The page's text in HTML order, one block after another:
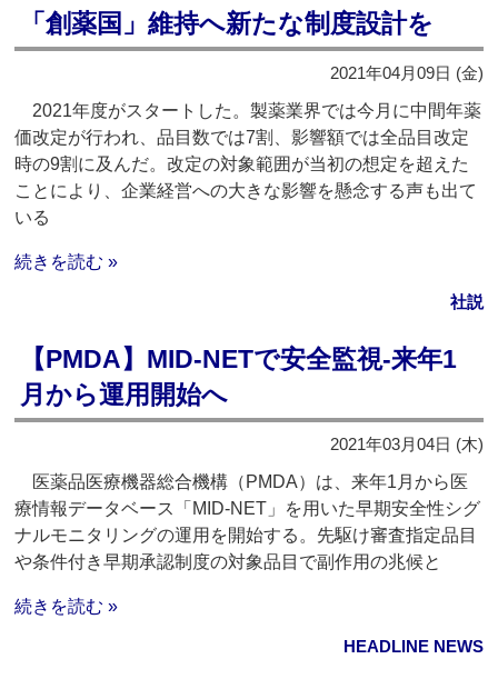
「創薬国」維持へ新たな制度設計を
2021年04月09日 (金)
2021年度がスタートした。製薬業界では今月に中間年薬
価改定が行われ、品目数では7割、影響額では全品目改定
時の9割に及んだ。改定の対象範囲が当初の想定を超えた
ことにより、企業経営への大きな影響を懸念する声も出て
いる
続きを読む »
社説
【PMDA】MID-NETで安全監視‐来年1
月から運用開始へ
2021年03月04日 (木)
医薬品医療機器総合機構（PMDA）は、来年1月から医
療情報データベース「MID-NET」を用いた早期安全性シグ
ナルモニタリングの運用を開始する。先駆け審査指定品目
や条件付き早期承認制度の対象品目で副作用の兆候と
続きを読む »
HEADLINE NEWS